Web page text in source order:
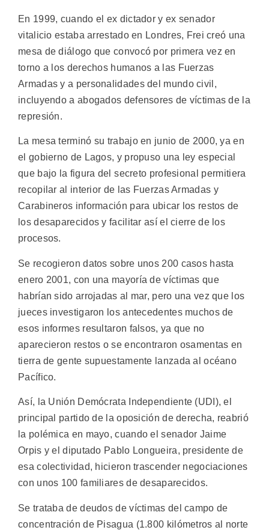
En 1999, cuando el ex dictador y ex senador
vitalicio estaba arrestado en Londres, Frei creó una
mesa de diálogo que convocó por primera vez en
torno a los derechos humanos a las Fuerzas
Armadas y a personalidades del mundo civil,
incluyendo a abogados defensores de víctimas de la
represión.
La mesa terminó su trabajo en junio de 2000, ya en
el gobierno de Lagos, y propuso una ley especial
que bajo la figura del secreto profesional permitiera
recopilar al interior de las Fuerzas Armadas y
Carabineros información para ubicar los restos de
los desaparecidos y facilitar así el cierre de los
procesos.
Se recogieron datos sobre unos 200 casos hasta
enero 2001, con una mayoría de víctimas que
habrían sido arrojadas al mar, pero una vez que los
jueces investigaron los antecedentes muchos de
esos informes resultaron falsos, ya que no
aparecieron restos o se encontraron osamentas en
tierra de gente supuestamente lanzada al océano
Pacífico.
Así, la Unión Demócrata Independiente (UDI), el
principal partido de la oposición de derecha, reabrió
la polémica en mayo, cuando el senador Jaime
Orpis y el diputado Pablo Longueira, presidente de
esa colectividad, hicieron trascender negociaciones
con unos 100 familiares de desaparecidos.
Se trataba de deudos de víctimas del campo de
concentración de Pisagua (1.800 kilómetros al norte